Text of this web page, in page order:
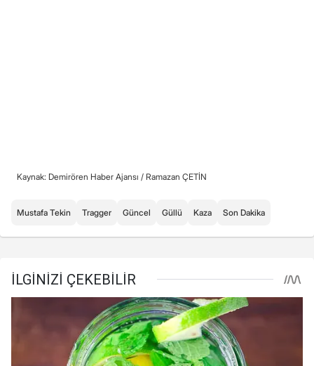
Kaynak: Demirören Haber Ajansı / Ramazan ÇETİN
Mustafa Tekin Tragger Güncel Güllü Kaza Son Dakika